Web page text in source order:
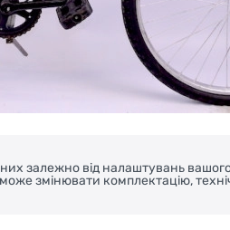
залежно від налаштувань
змінювати комплектацію,